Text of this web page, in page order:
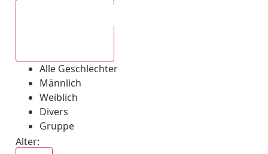
Alle Geschlechter
Männlich
Weiblich
Divers
Gruppe
Alter: